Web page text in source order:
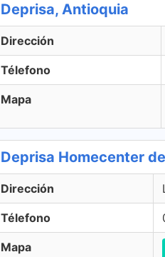
Deprisa, Antioquia
Dirección
Télefono
Mapa
Deprisa Homecenter
Dirección
Télefono
Mapa